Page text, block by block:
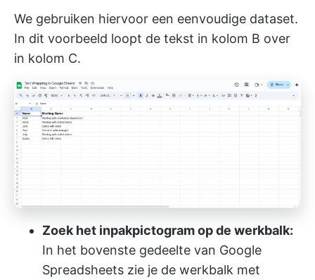
We gebruiken hiervoor een eenvoudige dataset.
In dit voorbeeld loopt de tekst in kolom B over
in kolom C.
Zoek het inpakpictogram op de werkbalk:
In het bovenste gedeelte van Google
Spreadsheets zie je de werkbalk met